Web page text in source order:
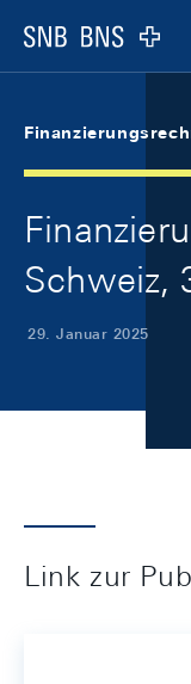
Logo
Schweiz,
29. Januar 2025
Link zur